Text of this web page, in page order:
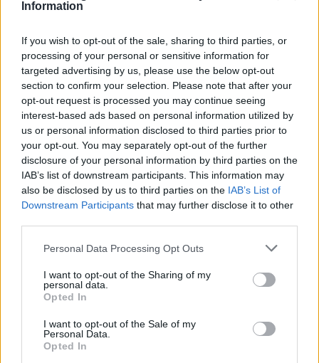
Information
If you wish to opt-out of the sale, sharing to third parties, or
processing of your personal or sensitive information for
targeted advertising by us, please use the below opt-out
section to confirm your selection. Please note that after your
opt-out request is processed you may continue seeing
interest-based ads based on personal information utilized by
us or personal information disclosed to third parties prior to
your opt-out. You may separately opt-out of the further
disclosure of your personal information by third parties on the
IAB’s list of downstream participants. This information may
also be disclosed by us to third parties on the IAB’s List of
Downstream Participants that may further disclose it to other
Personal Data Processing Opt Outs
I want to opt-out of the Sharing of my
personal data.
Opted In
I want to opt-out of the Sale of my
Personal Data.
Opted In
υποχρέωσης διατήρησης εργαζομένων και την
2022 για την υποβολή των απαραίτητων
δικαιολογητικών, προκύπτει ότι δεν τηρήθηκαν οι
υποχρεώσεις της επιχείρησης, η παράταση
θεωρείται ως μη χορηγηθείσα και επί του ποσού
που βεβαιώθηκε μέχρι και 2 Νοεμβρίου 2022,
επιβάλλονται από 1 Δεκεμβρίου 2022 τόκοι
εκπρόθεσμης καταβολής.
newsbeast.gr